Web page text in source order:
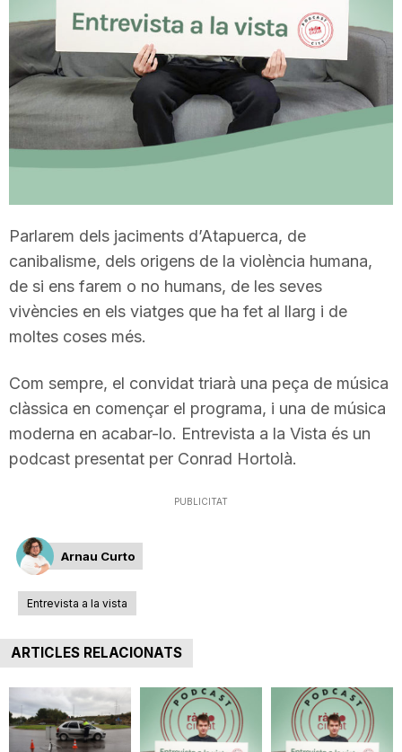
T
r
a
g
n
Parlarem dels jaciments d’Atapuerca, de
canibalisme, dels origens de la violència humana,
de si ens farem o no humans, de les seves
vivències en els viatges que ha fet al llarg i de
moltes coses més.
Com sempre, el convidat triarà una peça de música
clàssica en començar el programa, i una de música
moderna en acabar-lo. Entrevista a la Vista és un
podcast presentat per Conrad Hortolà.
PUBLICITAT
Arnau Curto
Entrevista a la vista
ARTICLES RELACIONATS